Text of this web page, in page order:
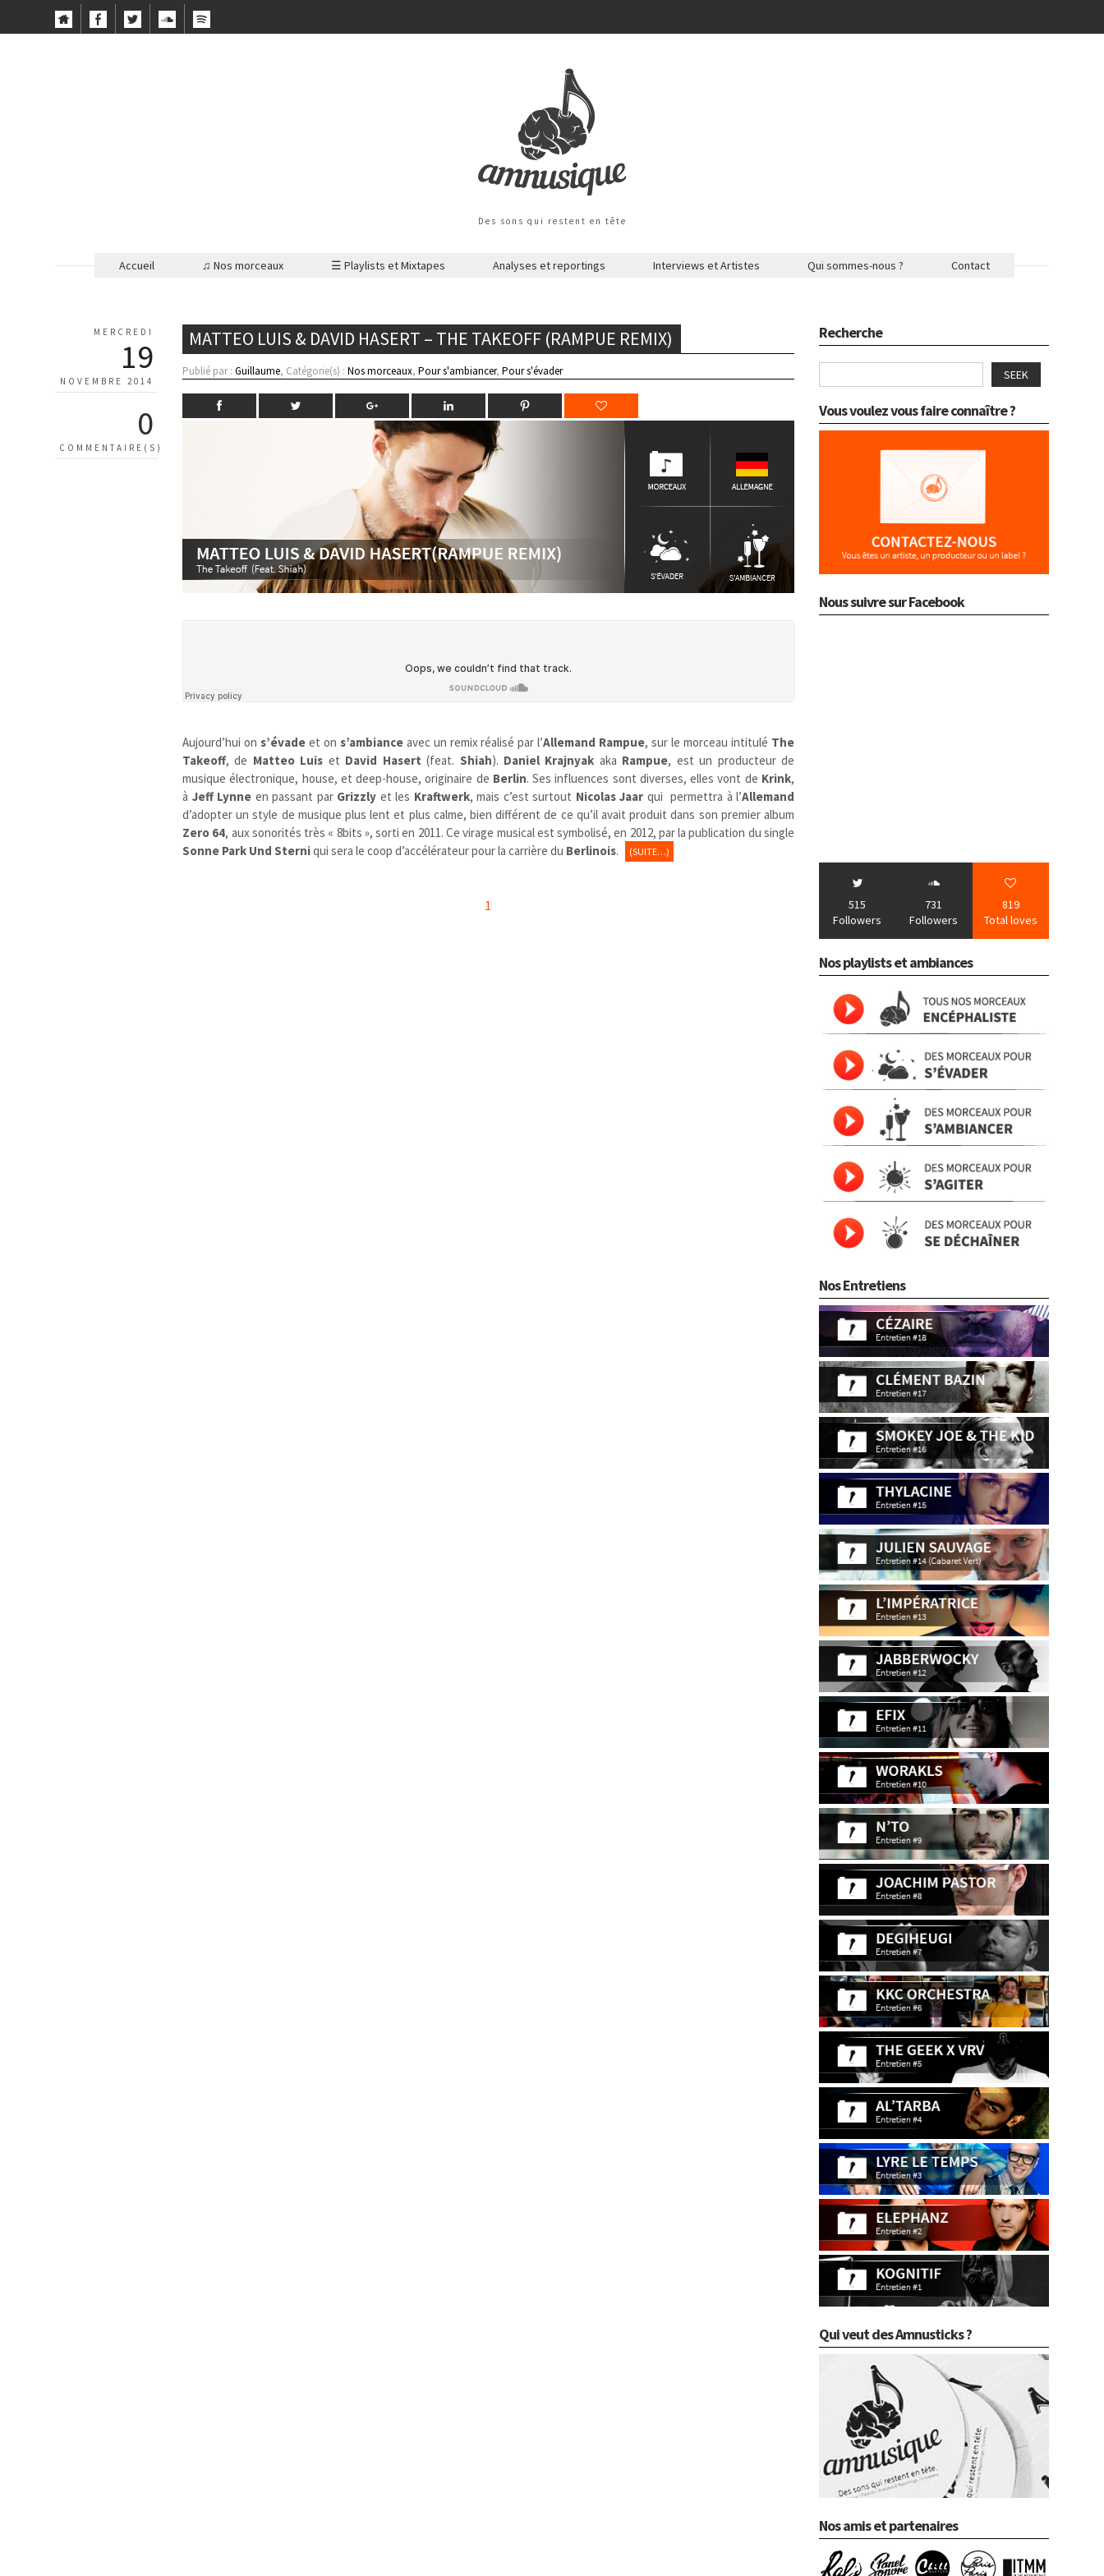
Des sons qui restent en tête
Accueil ♫ Nos morceaux ☰ Playlists et Mixtapes Analyses et reportings Interviews et Artistes Qui sommes-nous ? Contact
MERCREDI
19
NOVEMBRE 2014
0
COMMENTAIRE(S)
MATTEO LUIS & DAVID HASERT – THE TAKEOFF (RAMPUE REMIX)
Publié par :Guillaume, Catégorie(s) :Nos morceaux,Pour s'ambiancer,Pour s'évader
Aujourd’hui on s’évadeet on s’ambianceavec un remix réalisé par l’Allemand Rampue, sur le morceau intitulé The
Takeoff, de Matteo Luis et David Hasert (feat. Shiah). Daniel Krajnyak aka Rampue, est un producteur de
musique électronique, house, et deep-house, originaire de Berlin. Ses influences sont diverses, elles vont de Krink,
à Jeff Lynne en passant par Grizzly et les Kraftwerk, mais c’est surtout Nicolas Jaar qui permettra à l’Allemand
d’adopter un style de musique plus lent et plus calme, bien différent de ce qu’il avait produit dans son premier album
Zero 64, aux sonorités très « 8bits », sorti en 2011. Ce virage musical est symbolisé, en 2012, par la publication du single
Sonne Park Und Sterniqui sera le coop d’accélérateur pour la carrière du Berlinois. (SUITE…)
1
Recherche
SEEK
Vous voulez vous faire connaître ?
Nous suivre sur Facebook
515
Followers
731
Followers
819
Total loves
Nos playlists et ambiances
Nos Entretiens
Qui veut des Amnusticks ?
Nos amis et partenaires